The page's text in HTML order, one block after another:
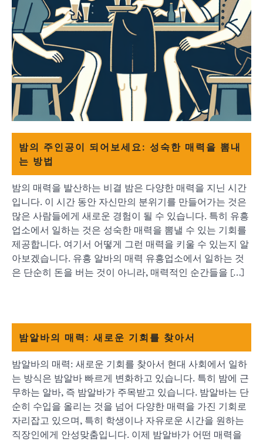
밤의 주인공이 되어보세요: 성숙한 매력을 뽐내
는 방법
밤의 매력을 발산하는 비결 밤은 다양한 매력을 지닌 시간
입니다. 이 시간 동안 자신만의 분위기를 만들어가는 것은
많은 사람들에게 새로운 경험이 될 수 있습니다. 특히 유흥
업소에서 일하는 것은 성숙한 매력을 뽐낼 수 있는 기회를
제공합니다. 여기서 어떻게 그런 매력을 키울 수 있는지 알
아보겠습니다. 유흥 알바의 매력 유흥업소에서 일하는 것
은 단순히 돈을 버는 것이 아니라, 매력적인 순간들을 […]
밤알바의 매력: 새로운 기회를 찾아서
밤알바의 매력: 새로운 기회를 찾아서 현대 사회에서 일하
는 방식은 밤알바 빠르게 변화하고 있습니다. 특히 밤에 근
무하는 알바, 즉 밤알바가 주목받고 있습니다. 밤알바는 단
순히 수입을 올리는 것을 넘어 다양한 매력을 가진 기회로
자리잡고 있으며, 특히 학생이나 자유로운 시간을 원하는
직장인에게 안성맞춤입니다. 이제 밤알바가 어떤 매력을